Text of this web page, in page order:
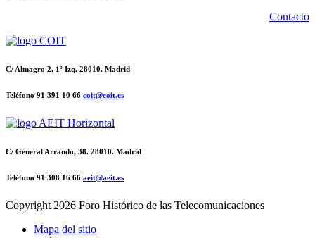
Contacto
C/ Almagro 2. 1º Izq. 28010. Madrid
Teléfono 91 391 10 66 coit@coit.es
C/ General Arrando, 38. 28010. Madrid
Teléfono 91 308 16 66 aeit@aeit.es
Copyright 2026 Foro Histórico de las Telecomunicaciones
Mapa del sitio